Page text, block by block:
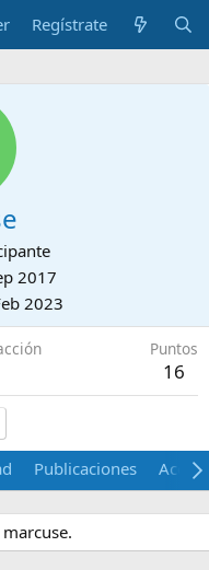
Regístrate
2017
2023
Puntos
16
Publicaciones Acerca